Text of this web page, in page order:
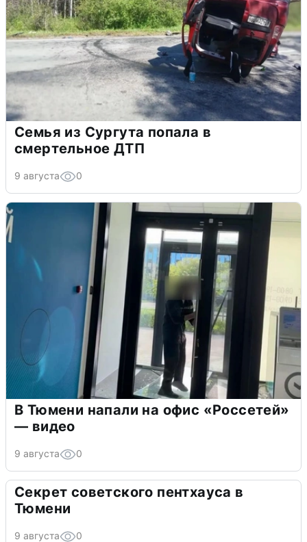
Семья из Сургута попала в
смертельное ДТП
9 августа 0
В Тюмени напали на офис «Россетей»
— видео
9 августа 0
Секрет советского пентхауса в
Тюмени
9 августа 0